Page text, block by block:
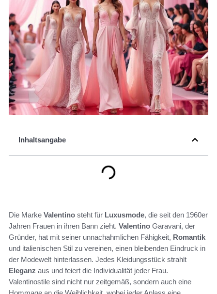
Inhaltsangabe
Die Marke Valentino steht für Luxusmode, die seit den 1960er
Jahren Frauen in ihren Bann zieht. Valentino Garavani, der
Gründer, hat mit seiner unnachahmlichen Fähigkeit, Romantik
und italienischen Stil zu vereinen, einen bleibenden Eindruck in
der Modewelt hinterlassen. Jedes Kleidungsstück strahlt
Eleganz aus und feiert die Individualität jeder Frau.
Valentinostile sind nicht nur zeitgemäß, sondern auch eine